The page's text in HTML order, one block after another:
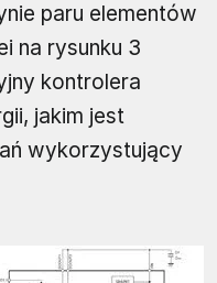
paru elementów
na rysunku 3
kontrolera
jakim jest
wykorzystujący